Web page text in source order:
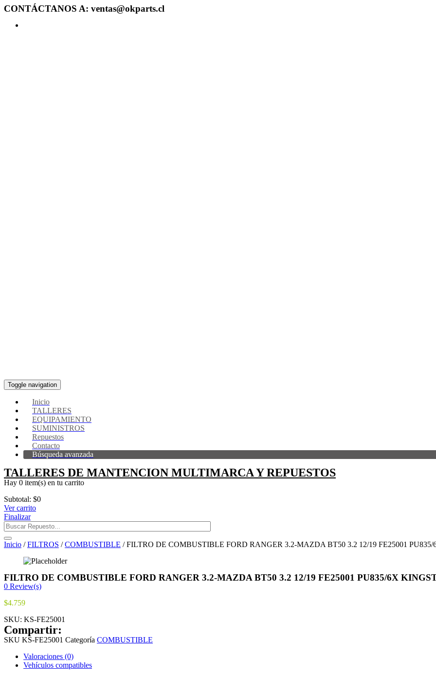
CONTÁCTANOS A: ventas@okparts.cl
Toggle navigation
Inicio
TALLERES
EQUIPAMIENTO
SUMINISTROS
Repuestos
Contacto
Búsqueda avanzada
TALLERES DE MANTENCION MULTIMARCA Y REPUESTOS
Hay 0 item(s) en tu carrito
Subtotal: $0
Ver carrito
Finalizar
Inicio /FILTROS /COMBUSTIBLE / FILTRO DE COMBUSTIBLE FORD RANGER 3.2-MAZDA BT50 3.2 12/19 FE25001
FILTRO DE COMBUSTIBLE FORD RANGER 3.2-MAZDA BT50 3.2 12/19 FE25001 PU835/6X
0 Review(s)
$4.759
SKU: KS-FE25001
Compartir:
SKU KS-FE25001 Categoría COMBUSTIBLE
Valoraciones (0)
Vehículos compatibles